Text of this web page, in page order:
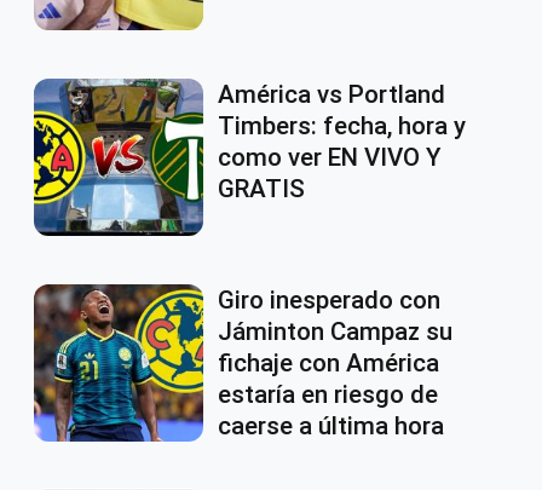
América vs Portland
Timbers: fecha, hora y
como ver EN VIVO Y
GRATIS
Giro inesperado con
Jáminton Campaz su
fichaje con América
estaría en riesgo de
caerse a última hora